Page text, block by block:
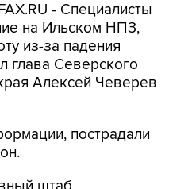
- Специалисты
на Ильском НПЗ,
из-за падения
Северского
Алексей Чеверев
пострадали